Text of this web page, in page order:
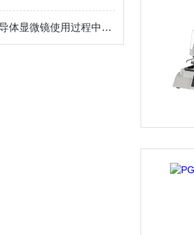
大平台半导体显微镜使用过程中几种不正常现象的解析